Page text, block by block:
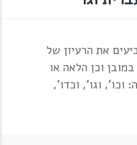
את הרעיון של
וכן הלאה או
וכו', וגו', וכדו',